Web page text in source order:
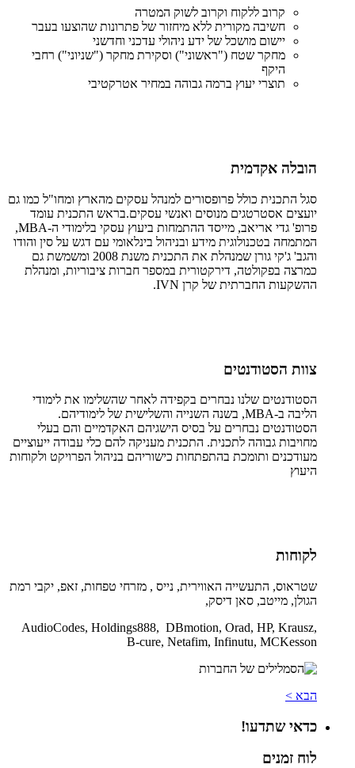
קרוב ללקוח וקרוב לשוק המטרה
חשיבה מקורית ללא מיחזור של פתרונות שהוצעו בעבר
יישום מושכל של ידע ניהולי עדכני וחדשני
מחקר שטח ("ראשוני") וסקירת מחקר ("שניוני") רחבי
היקף
תוצרי יעוץ ברמה גבוהה במחיר אטרקטיבי
הובלה אקדמית
סגל התכנית כולל פרופסורים למנהל עסקים מהארץ ומחו"ל כמו גם
יועצים אסטרטגים מנוסים ואנשי עסקים.בראש התכנית עומד
פרופ' גדי אריאב, מייסד ההתמחות ביעוץ עסקי בלימודי ה-MBA
,
המתמחה בטכנולוגית מידע ובניהול בינלאומי עם דגש על סין והודו
והגב' ג'קי גורן שמנהלת את התכנית משנת 2008 ומשמשת גם
כמרצה בפקולטה, דירקטורית במספר חברות ציבוריות, ומנהלת
ההשקעות החברתית של קרן IVN
.
צוות הסטודנטים
הסטודנטים שלנו נבחרים בקפידה לאחר שהשלימו את לימודי
הליבה ב-MBA, בשנה השנייה והשלישית של לימודיהם.
הסטודנטים נבחרים על בסיס הישגיהם האקדמיים והם בעלי
מחויבות גבוהה לתכנית. התכנית מעניקה להם כלי עבודה ייעוציים
מעודכנים ותומכת בהתפתחות כישוריהם בניהול הפרויקט ולקוחות
היעוץ
לקוחות
שטראוס, התעשייה האווירית, נייס , מזרחי טפחות, זאפ, יקבי רמת
הגולן, מייטב, סאן דיסק,
AudioCodes, Holdings888, DBmotion, Orad, HP, Krausz,
B-cure, Netafim, Infinutu, MCKesson
הבא >
כדאי שתדעו!
לוח זמנים